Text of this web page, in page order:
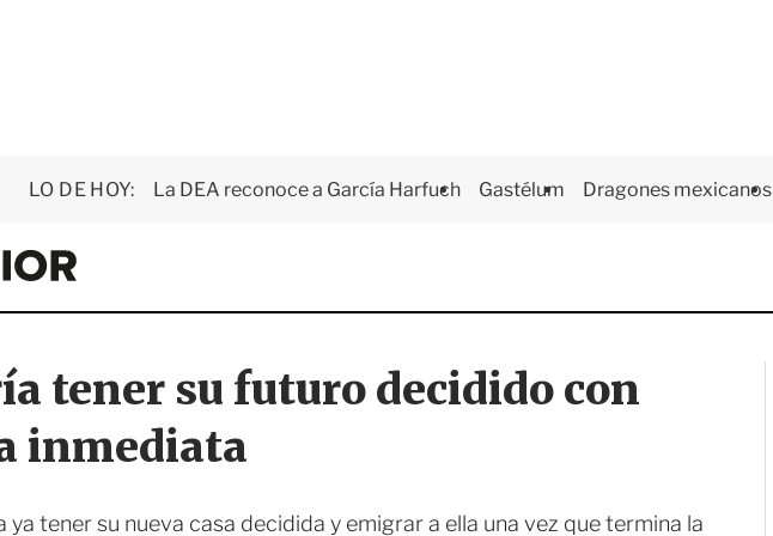
LO DE HOY: La DEA reconoce a García Harfuch Gastélum Dragones mexicanos
E
x
e
i
o
r
tener su futuro decidido con
inmediata
ya tener su nueva casa decidida y emigrar a ella una vez que termina la